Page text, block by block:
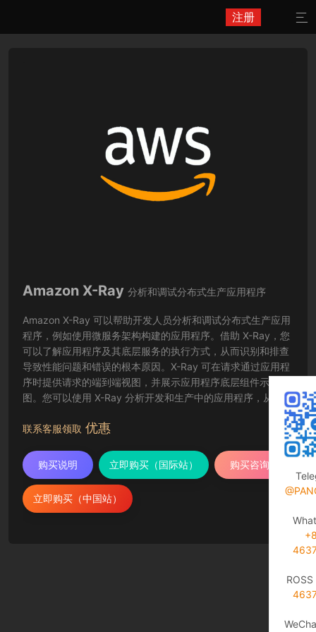
注册 
Amazon X-Ray 分析和调试分布式生产应用程序
Amazon X-Ray 可以帮助开发人员分析和调试分布式生产应用
程序，例如使用微服务架构构建的应用程序。借助 X-Ray，您
可以了解应用程序及其底层服务的执行方式，从而识别和排查
导致性能问题和错误的根本原因。X-Ray 可在请求通过应用程
序时提供请求的端到端视图，并展示应用程序底层组件示意
图。您可以使用 X-Ray 分析开发和生产中的应用程序，从简单
联系客服领取 优惠
购买说明 立即购买（国际站） 购买咨询
立即购买（中国站）